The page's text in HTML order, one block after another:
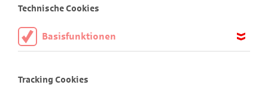
Technische Cookies
Basisfunktionen
aktiviert sein.
Tracking Cookies